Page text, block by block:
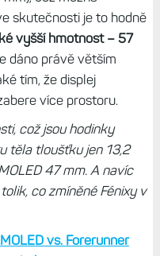
hodinek F8 Solar pro
s F7X Pro a Enduro 3,
které mám
se rozhodl právě pro
větší smysl mít vedle
displejem. Rozdíly
Zatímco verze s
solární model pak 15,2
což možná
vyšší hmotnost – 57